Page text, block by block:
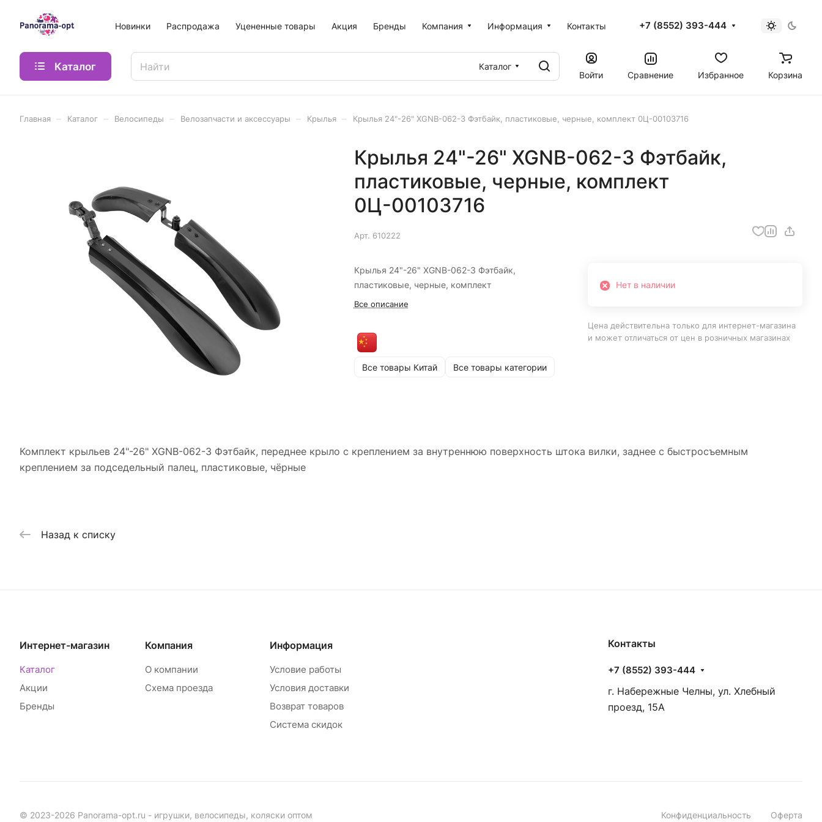
Новинки Распродажа Уцененные товары Акция Бренды Компания Информация Контакты +7 (8552) 393-444
Каталог
Каталог
Войти
Сравнение Избранное Корзина
Главная Каталог Велосипеды Велозапчасти и аксессуары Крылья Крылья 24"-26" XGNB-062-3 Фэтбайк, пластиковые, черные, комплект 0Ц-00103716
Крылья 24"-26" XGNB-062-3 Фэтбайк,
пластиковые, черные, комплект
0Ц-00103716
Арт. 610222
Крылья 24"-26" XGNB-062-3 Фэтбайк,
пластиковые, черные, комплект
Все описание
Все товары Китай Все товары категории
Нет в наличии
Цена действительна только для интернет-магазина
и может отличаться от цен в розничных магазинах
Комплект крыльев 24"-26" XGNB-062-3 Фэтбайк, переднее крыло с креплением за внутреннюю поверхность штока вилки, заднее с быстросъемным
креплением за подседельный палец, пластиковые, чёрные
Назад к списку
Интернет-магазин
Каталог
Акции
Бренды
Компания
О компании
Схема проезда
Информация
Условие работы
Условия доставки
Возврат товаров
Система скидок
Контакты
+7 (8552) 393-444
г. Набережные Челны, ул. Хлебный
проезд, 15А
© 2023-2026 Panorama-opt.ru - игрушки, велосипеды, коляски оптом Конфиденциальность Оферта